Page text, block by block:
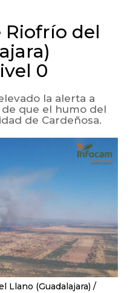
Riofrío del
0
la alerta a
de que el humo del
de Cardeñosa.
Llano (Guadalajara)